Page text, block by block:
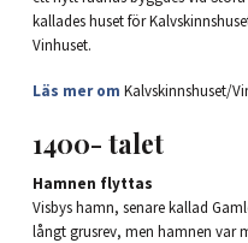
kallades huset för
Vinhuset.
Läs mer om Kalvskinnshuset/
1400- talet
Hamnen flyttas
Visbys hamn, senare kallad
långt grusrev, men hamnen var